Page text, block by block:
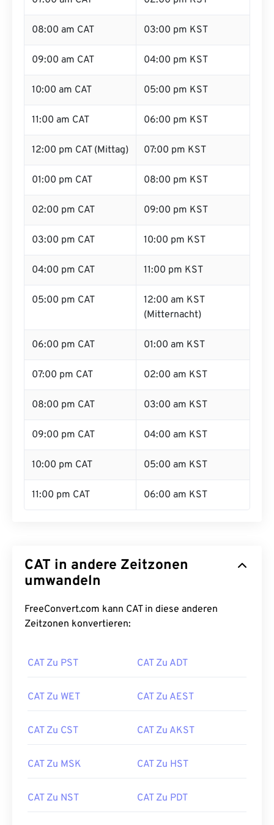
08:00 am CAT 03:00 pm KST
09:00 am CAT 04:00 pm KST
10:00 am CAT 05:00 pm KST
11:00 am CAT 06:00 pm KST
12:00 pm CAT (Mittag) 07:00 pm KST
01:00 pm CAT 08:00 pm KST
02:00 pm CAT 09:00 pm KST
03:00 pm CAT 10:00 pm KST
04:00 pm CAT 11:00 pm KST
05:00 pm CAT
12:00 am KST
(Mitternacht)
06:00 pm CAT 01:00 am KST
07:00 pm CAT 02:00 am KST
08:00 pm CAT 03:00 am KST
09:00 pm CAT 04:00 am KST
10:00 pm CAT 05:00 am KST
11:00 pm CAT 06:00 am KST
CAT in andere Zeitzonen
umwandeln
FreeConvert.com kann CAT in diese anderen
Zeitzonen konvertieren:
CAT Zu PST CAT Zu ADT
CAT Zu WET CAT Zu AEST
CAT Zu CST CAT Zu AKST
CAT Zu MSK CAT Zu HST
CAT Zu NST CAT Zu PDT